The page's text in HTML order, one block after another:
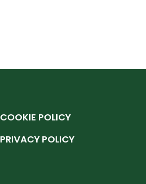
COOKIE POLICY
PRIVACY POLICY